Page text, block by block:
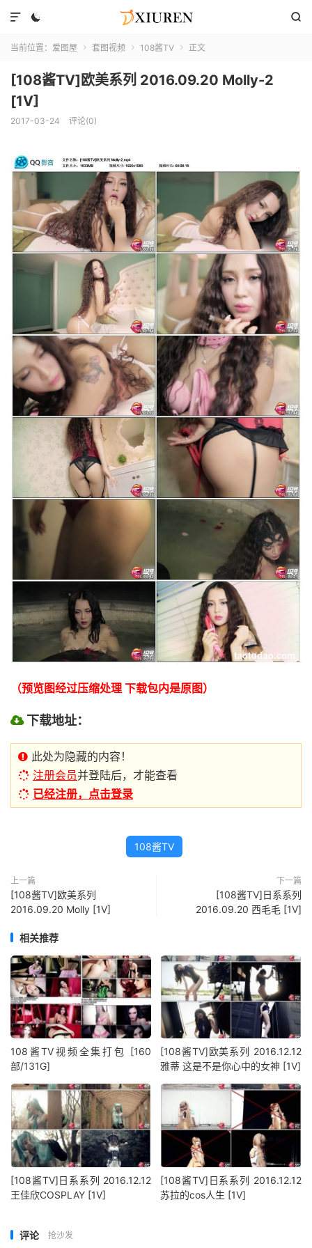
 

当前位置： 爱图屋  套图视频  108酱TV  正文
[108酱TV]欧美系列 2016.09.20 Molly-2
[1V]
2017-03-24 评论(0)
（预览图经过压缩处理 下载包内是原图）
下载地址：
此处为隐藏的内容！
注册会员并登陆后，才能查看
已经注册，点击登录
108酱TV
上一篇
[108酱TV]欧美系列
2016.09.20 Molly [1V]
下一篇
[108酱TV]日系系列
2016.09.20 西毛毛 [1V]
相关推荐
108酱TV视频全集打包 [160
部/131G]
[108酱TV]欧美系列 2016.12.12
雅蒂 这是不是你心中的女神 [1V]
[108酱TV]日系系列 2016.12.12
王佳欣COSPLAY [1V]
[108酱TV]日系系列 2016.12.12
苏拉的cos人生 [1V]
评论 抢沙发